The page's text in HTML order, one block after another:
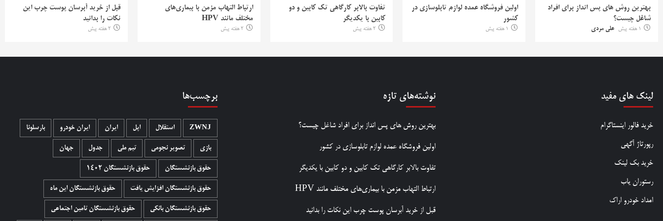
بهترین روش‌ های پس‌ انداز برای افراد
شاغل چیست؟
1 هفته پیش علی مردی
اولین فروشگاه عمده لوازم تابلوسازی در
کشور
1 هفته پیش
تفاوت بالابر کارگاهی تک کابین و دو
کابین با یکدیگر
2 هفته پیش
ارتباط التهاب مزمن با بیماری‌های
مختلف مانند HPV
2 هفته پیش
قبل از خرید آبرسان پوست چرب این
نکات را بدانید
2 هفته پیش
لینک های مفید
خرید فالور اینستاگرام
رپورتاژ آگهی
خرید بک لینک
رستوران یاب
امداد خودرو اراک
نوشته‌های تازه
بهترین روش‌ های پس‌ انداز برای افراد شاغل چیست؟
اولین فروشگاه عمده لوازم تابلوسازی در کشور
تفاوت بالابر کارگاهی تک کابین و دو کابین با یکدیگر
ارتباط التهاب مزمن با بیماری‌های مختلف مانند HPV
قبل از خرید آبرسان پوست چرب این نکات را بدانید
برچسب‌ها
ZWNJ استقلال اپل ایران ایران خودرو بارسلونا
بازی تصویر نجومی تیم ملی جدول جهان
حقوق بازنشستگان حقوق بازنشستگان 1402
حقوق بازنشستگان افزایش یافت حقوق بازنشستگان این ماه
حقوق بازنشستگان بانکی حقوق بازنشستگان تامین اجتماعی